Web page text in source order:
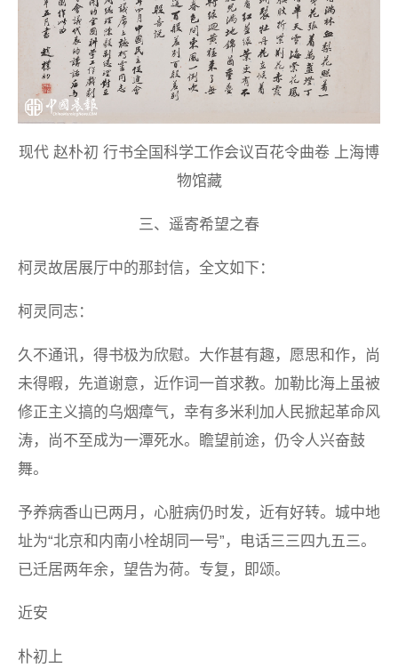
现代 赵朴初 行书全国科学工作会议百花令曲卷 上海博
物馆藏
三、遥寄希望之春
柯灵故居展厅中的那封信，全文如下：
柯灵同志：
久不通讯，得书极为欣慰。大作甚有趣，愿思和作，尚
未得暇，先道谢意，近作词一首求教。加勒比海上虽被
修正主义搞的乌烟瘴气，幸有多米利加人民掀起革命风
涛，尚不至成为一潭死水。瞻望前途，仍令人兴奋鼓
舞。
予养病香山已两月，心脏病仍时发，近有好转。城中地
址为“北京和内南小栓胡同一号”，电话三三四九五三。
已迁居两年余，望告为荷。专复，即颂。
近安
朴初上